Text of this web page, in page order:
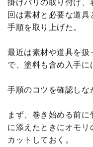
掛けバリの取り付け、
回は素材と必要な道
手順を取り上げた。
最近は素材や道具を扱
で、塗料も含め入手
手順のコツを確認しな
まず、巻き始める前
に添えたときにオモリ
カットしておく。